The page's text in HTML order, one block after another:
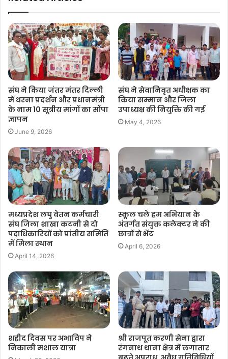
संघ ने किया जंतर मंतर दिल्ली
में धरना प्रदर्शन और प्रधानमंत्री
के नाम 10 सूत्रीय मांगों का सौंपा
ज्ञापन
June 9, 2026
संघ ने सेवानिवृत अधीक्षक का
किया सम्मान और जिला
उपाध्यक्ष की नियुक्ति की गई
May 4, 2026
मध्यप्रदेश लघु वेतन कर्मचारी
संघ जिला शाखा कटनी से दो
पदाधिकारियों को प्रांतीय समिति
में मिला स्थान
April 14, 2026
स्कूल चले हम अभियान के
अंतर्गत संयुक्त कलेक्टर ने की
छात्रों से भेंट
April 6, 2026
शहीद दिवस पर अभाविप ने
निकाली मशाल यात्रा
श्री राजपूत करणी सेना द्वारा
रंगनाथ थाना क्षेत्र में लगातार